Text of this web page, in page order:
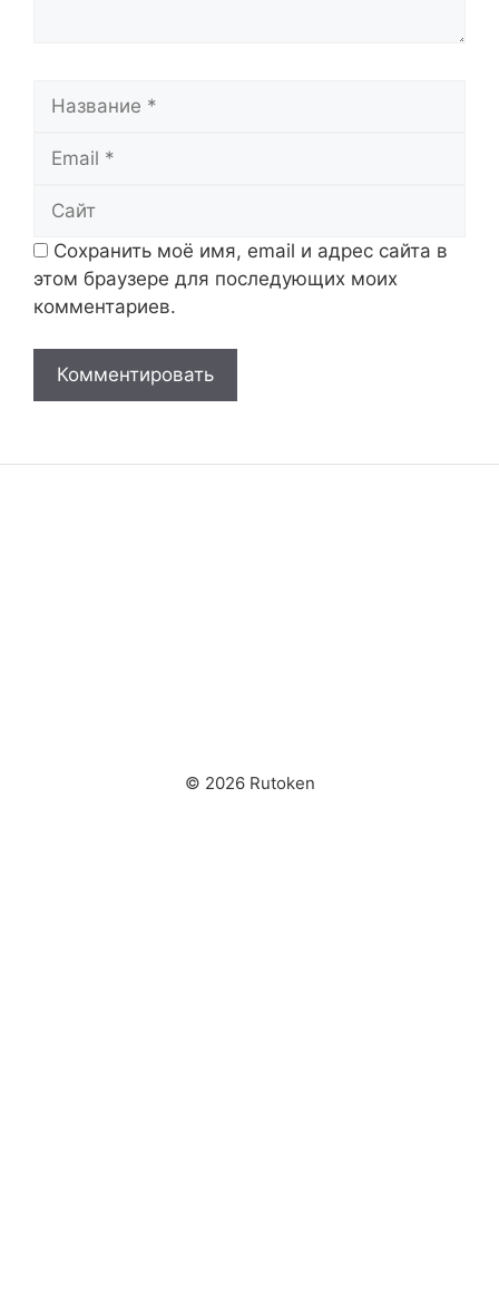
Сохранить моё имя, email и адрес сайта в
этом браузере для последующих моих
комментариев.
© 2026 Rutoken